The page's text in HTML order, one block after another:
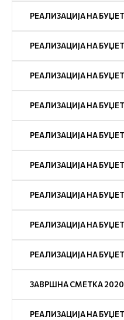
РЕАЛИЗАЦИЈА НА
РЕАЛИЗАЦИЈА НА
РЕАЛИЗАЦИЈА НА
РЕАЛИЗАЦИЈА НА
РЕАЛИЗАЦИЈА НА
РЕАЛИЗАЦИЈА НА
РЕАЛИЗАЦИЈА НА
РЕАЛИЗАЦИЈА НА
РЕАЛИЗАЦИЈА НА
ЗАВРШНА СМЕТКА 2020
РЕАЛИЗАЦИЈА НА